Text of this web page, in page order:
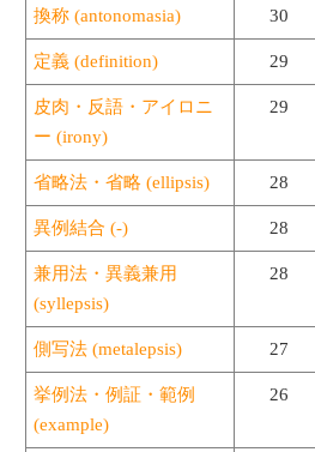
換称 (antonomasia) 30
定義 (definition) 29
皮肉・反語・アイロニ
ー (irony)
29
省略法・省略 (ellipsis) 28
異例結合 (-) 28
兼用法・異義兼用
(syllepsis)
28
側写法 (metalepsis) 27
挙例法・例証・範例
(example)
26